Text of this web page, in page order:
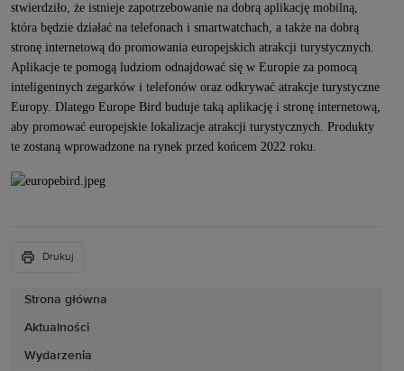
Strona główna
Aktualności
Wydarzenia
stwierdziło, że istnieje zapotrzebowanie na dobrą aplikację mobilną,
która będzie działać na telefonach i smartwatchach, a także na dobrą
stronę internetową do promowania europejskich atrakcji turystycznych.
Aplikacje te pomogą ludziom odnajdować się w Europie za pomocą
inteligentnych zegarków i telefonów oraz odkrywać atrakcje turystyczne
Europy. Dlatego Europe Bird buduje taką aplikację i stronę internetową,
aby promować europejskie lokalizacje atrakcji turystycznych. Produkty
te zostaną wprowadzone na rynek przed końcem 2022 roku.
Drukuj